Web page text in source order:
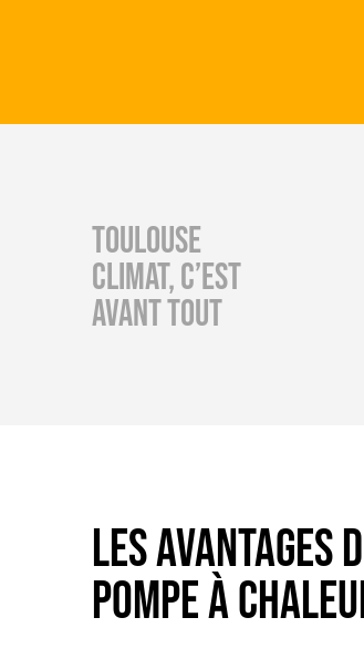
Toulouse
Climat, c’est
avant tout
Les avantages
pompe à